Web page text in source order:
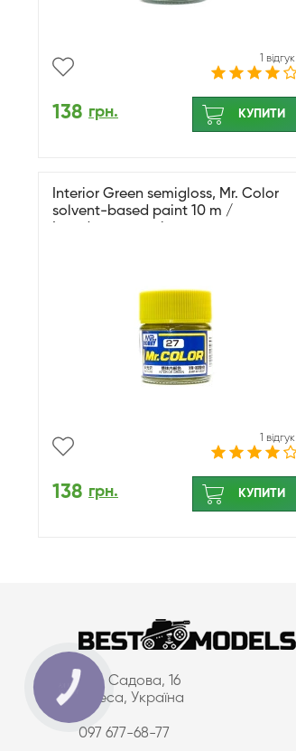
1 відгук
138 грн. КУПИТИ
Interior Green semigloss, Mr. Color
solvent-based paint 10 m /
1 відгук
138 грн. КУПИТИ
вул. Садова, 16
Одеса, Україна
097 677-68-77
КНОПКА
ЗВ'ЯЗКУ